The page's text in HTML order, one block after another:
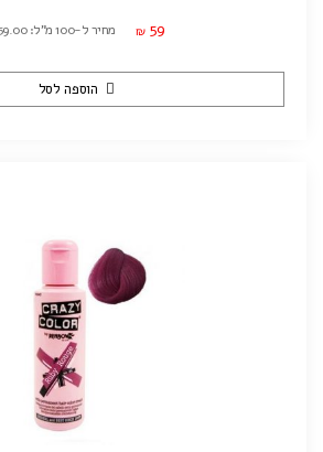
₪ 59 מחיר ל-100 מ"ל: ₪59.00
הוספה לסל